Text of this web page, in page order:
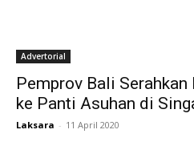
Advertorial
Pemprov Bali Serahkan
ke Panti Asuhan di
Laksara - 11 April 2020